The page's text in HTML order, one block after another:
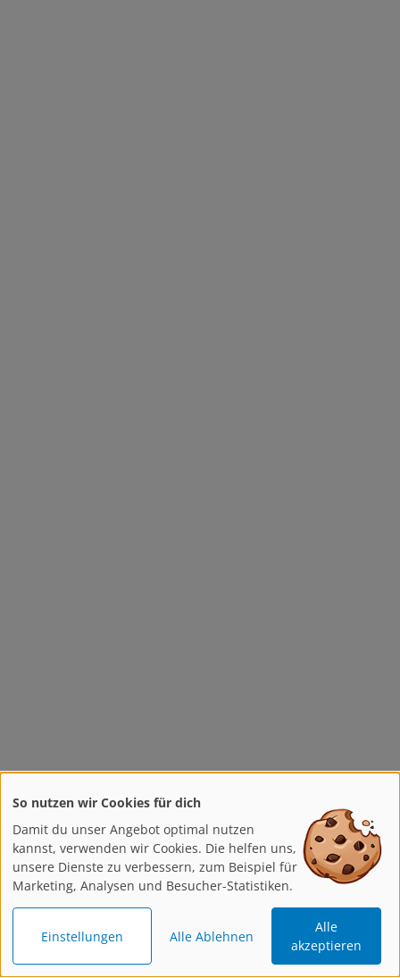
So nutzen wir Cookies für dich
Damit du unser Angebot optimal nutzen
kannst, verwenden wir Cookies. Die helfen uns,
unsere Dienste zu verbessern, zum Beispiel für
Marketing, Analysen und Besucher-Statistiken.
Einstellungen Alle Ablehnen
Alle
akzeptieren